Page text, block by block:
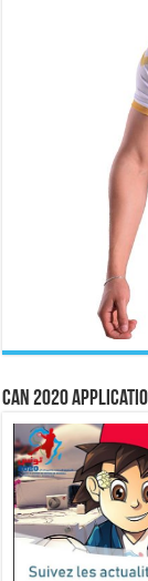
CAN 2020